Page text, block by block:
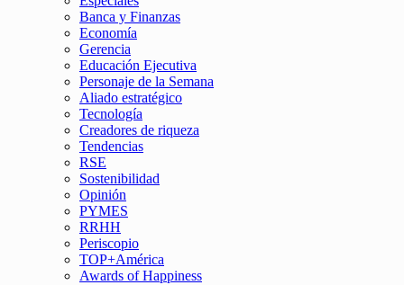
Banca y Finanzas
Economía
Gerencia
Educación Ejecutiva
Personaje de la Semana
Aliado estratégico
Tecnología
Creadores de riqueza
Tendencias
RSE
Sostenibilidad
Opinión
PYMES
RRHH
Periscopio
TOP+América
Awards of Happiness